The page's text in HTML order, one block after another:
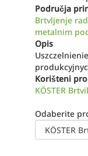
Područja
Brtvljenje
metalnim
Opis
Korišteni
KÖSTER
Odaberite